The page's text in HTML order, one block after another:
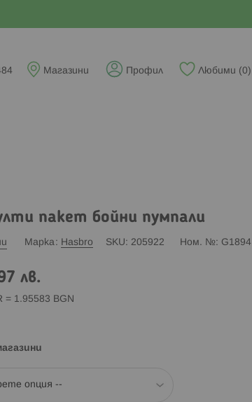
Любими (0)
Профил
Магазини
пакет бойни пумпали
Марка Hasbro SKU 205922 Ном. № G1894
лв.
= 1.95583 BGN